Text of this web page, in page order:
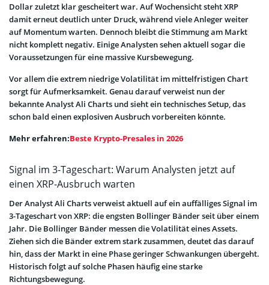
Dollar zuletzt klar gescheitert war. Auf Wochensicht steht XRP
damit erneut deutlich unter Druck, während viele Anleger weiter
auf Momentum warten. Dennoch bleibt die Stimmung am Markt
nicht komplett negativ. Einige Analysten sehen aktuell sogar die
Voraussetzungen für eine massive Kursbewegung.
Vor allem die extrem niedrige Volatilität im mittelfristigen Chart
sorgt für Aufmerksamkeit. Genau darauf verweist nun der
bekannte Analyst Ali Charts und sieht ein technisches Setup, das
schon bald einen explosiven Ausbruch vorbereiten könnte.
Mehr erfahren:Beste Krypto-Presales in 2026
Signal im 3-Tageschart: Warum Analysten jetzt auf
einen XRP-Ausbruch warten
Der Analyst Ali Charts verweist aktuell auf ein auffälliges Signal im
3-Tageschart von XRP: die engsten Bollinger Bänder seit über einem
Jahr. Die Bollinger Bänder messen die Volatilität eines Assets.
Ziehen sich die Bänder extrem stark zusammen, deutet das darauf
hin, dass der Markt in eine Phase geringer Schwankungen übergeht.
Historisch folgt auf solche Phasen häufig eine starke
Richtungsbewegung.